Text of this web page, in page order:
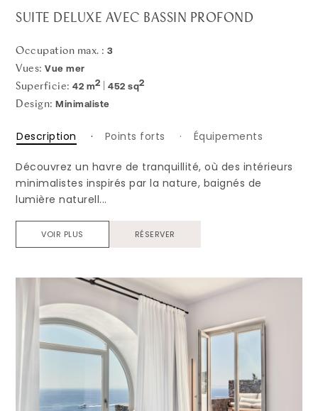
SUITE DELUXE AVEC BASSIN PROFOND
Description Points forts Équipements
Découvrez un havre de tranquillité, où des intérieurs
minimalistes inspirés par la nature, baignés de
lumière naturell...
VOIR PLUS RÉSERVER
Occupation max. :3
Vues:Vue mer
Superficie:42 m2 |452 sq2
Design:Minimaliste